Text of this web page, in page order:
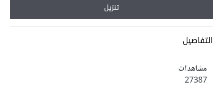
تنزيل
التفاصيل
مشاهدات
27387